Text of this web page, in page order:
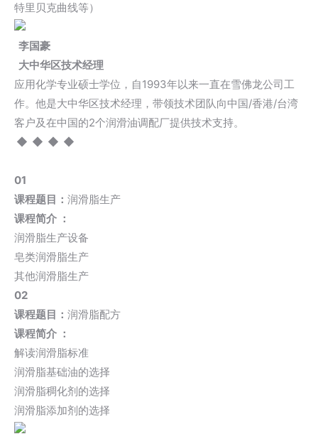
特里贝克曲线等）
李国豪
大中华区技术经理
应用化学专业硕士学位，自1993年以来一直在雪佛龙公司工
作。他是大中华区技术经理，带领技术团队向中国/香港/台湾
客户及在中国的2个润滑油调配厂提供技术支持。
◆ ◆ ◆ ◆
01
课程题目： 润滑脂生产
课程简介 ：
润滑脂生产设备
皂类润滑脂生产
其他润滑脂生产
02
课程题目： 润滑脂配方
课程简介 ：
解读润滑脂标准
润滑脂基础油的选择
润滑脂稠化剂的选择
润滑脂添加剂的选择